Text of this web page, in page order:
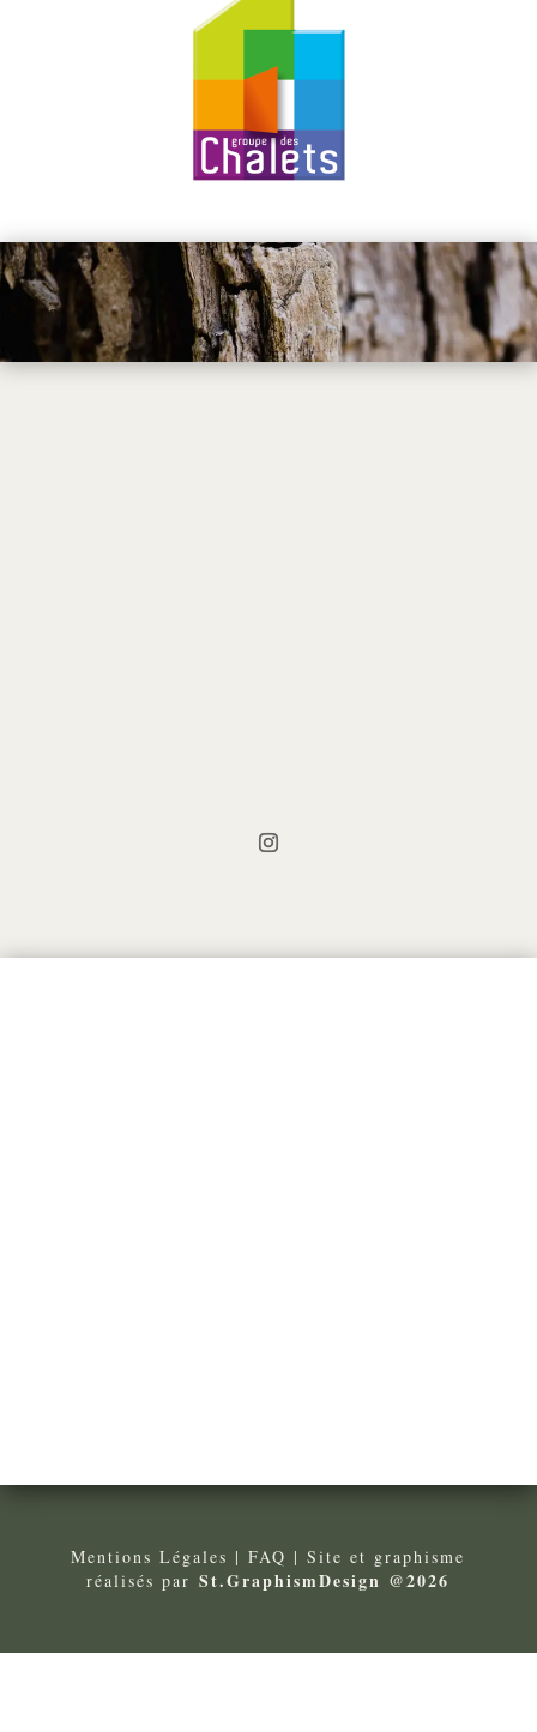
Mentions Légales | FAQ | Site et graphisme
réalisés par St.GraphismDesign @2026